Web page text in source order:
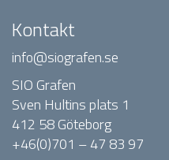
Kontakt
info@siografen.se
SIO Grafen
Sven Hultins plats 1
412 58 Göteborg
+46(0)701 – 47 83 97